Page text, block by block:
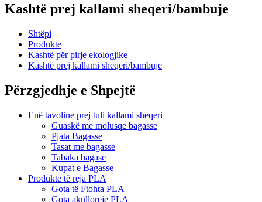
Kashtë prej kallami sheqeri/bambuje
Shtëpi
Produkte
Kashtë për pirje ekologjike
Kashtë prej kallami sheqeri/bambuje
Përzgjedhje e Shpejtë
Enë tavoline prej tuli kallami sheqeri
Guaskë me molusqe bagasse
Pjata Bagasse
Tasat me bagasse
Tabaka bagase
Kupat e Bagasse
Produkte të reja PLA
Gota të Ftohta PLA
Gota akulloreje PLA